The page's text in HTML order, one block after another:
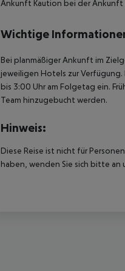
Ankunft Kaution bei der Ankunft
Wichtige
Bei planmäßiger Ankunft im
jeweiligen Hotels zur
bis 3:00 Uhr am Folgetag ein.
Team hinzugebucht werden.
Hinweis:
Diese Reise ist nicht für
haben, wenden Sie sich bitte an